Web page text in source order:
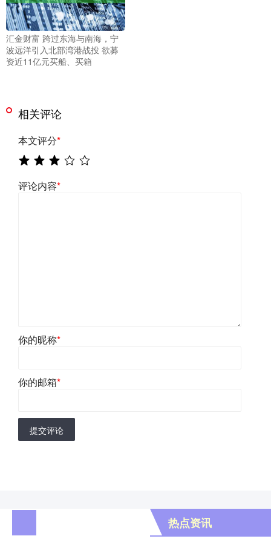
汇金财富 跨过东海与南海，宁
波远洋引入北部湾港战投 欲募
资近11亿元买船、买箱
相关评论
本文评分*
评论内容*
你的昵称*
你的邮箱*
提交评论
热点资讯